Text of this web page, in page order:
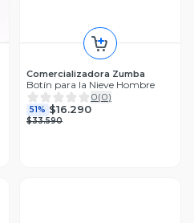
Comercializadora Zumba
Botín para la Nieve Hombre
0(0)
51% $16.290
$33.590